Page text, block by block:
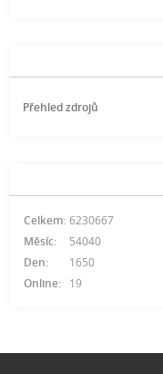
Přehled zdrojů
Online: 19
Celkem: 6230667
Měsíc:
54040
Den:
1650